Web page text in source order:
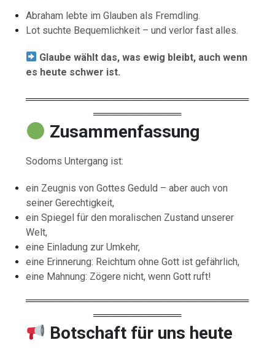
Abraham lebte im Glauben als Fremdling.
Lot suchte Bequemlichkeit – und verlor fast alles.
Glaube wählt das, was ewig bleibt, auch wenn
es heute schwer ist.
═════════════════════════════════
═════════════
Zusammenfassung
Sodoms Untergang ist:
ein Zeugnis von Gottes Geduld – aber auch von
seiner Gerechtigkeit,
ein Spiegel für den moralischen Zustand unserer
Welt,
eine Einladung zur Umkehr,
eine Erinnerung: Reichtum ohne Gott ist gefährlich,
eine Mahnung: Zögere nicht, wenn Gott ruft!
═════════════════════════════════
═════════════
Botschaft für uns heute